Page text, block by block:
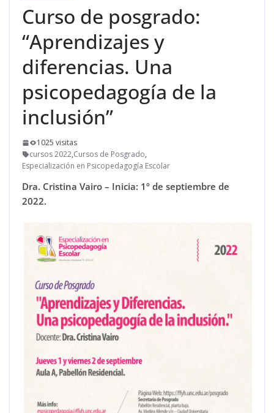
Curso de posgrado:
“Aprendizajes y
diferencias. Una
psicopedagogía de la
inclusión”
1025 visitas
cursos 2022,Cursos de Posgrado,
Especialización en Psicopedagogía Escolar
Dra. Cristina Vairo – Inicia: 1º de septiembre de
2022.